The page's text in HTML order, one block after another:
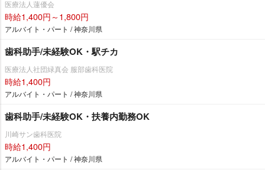
医療法人蓮優会
時給1,400円～1,800円
アルバイト・パート / 神奈川県
歯科助手/未経験OK・駅チカ
医療法人社団緑真会 服部歯科医院
時給1,400円
アルバイト・パート / 神奈川県
歯科助手/未経験OK・扶養内勤務OK
川崎サン歯科医院
時給1,400円
アルバイト・パート / 神奈川県